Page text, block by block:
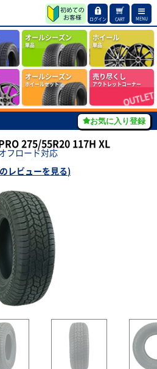
ログイン CART MENU
オールシーズン
単品
ホイール
単品
オールシーズン
ホイールセット
売り尽くし
アウトレットコーナー
お気に入り登録
275/55R20 117H XL
フロード対応
レビューを見る)